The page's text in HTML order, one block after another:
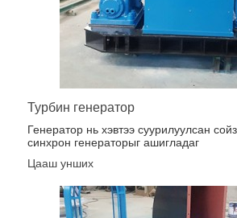
Турбин генератор
Генератор нь хэвтээ суурилуулсан
синхрон генераторыг ашигладаг
Цааш унших